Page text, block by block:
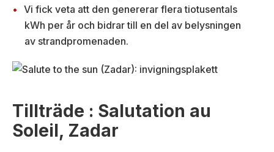
Vi fick veta att den genererar flera tiotusentals
kWh per år och bidrar till en del av belysningen
av strandpromenaden.
Tillträde : Salutation au
Soleil, Zadar